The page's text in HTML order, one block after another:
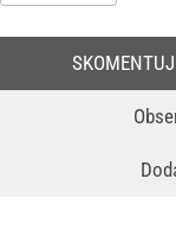
SKOMENTUJ